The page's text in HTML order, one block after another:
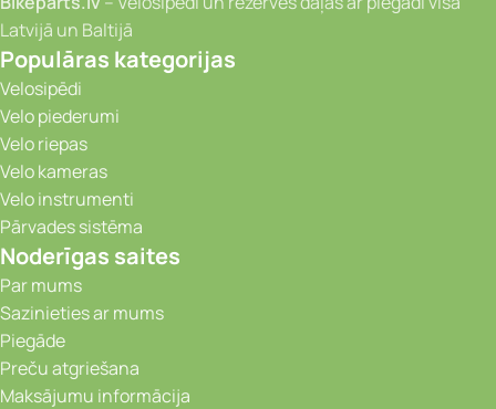
Latvijā un Baltijā
Populāras kategorijas
Velosipēdi
Velo piederumi
Velo riepas
Velo kameras
Velo instrumenti
Pārvades sistēma
Noderīgas saites
Par mums
Sazinieties ar mums
Piegāde
Preču atgriešana
Maksājumu informācija